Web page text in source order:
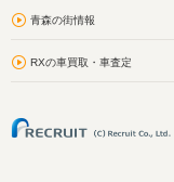
青森の街情報
RXの車買取・車査定